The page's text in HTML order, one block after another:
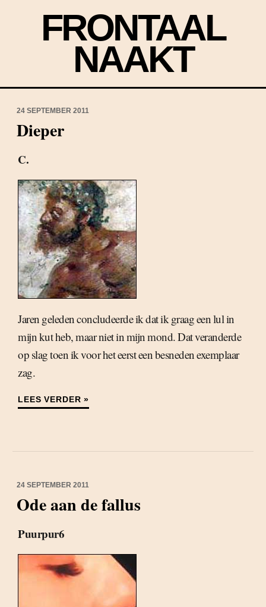
FRONTAAL
NAAKT
24 SEPTEMBER 2011
Dieper
C.
Jaren geleden concludeerde ik dat ik graag een lul in
mijn kut heb, maar niet in mijn mond. Dat veranderde
op slag toen ik voor het eerst een besneden exemplaar
zag.
LEES VERDER »
24 SEPTEMBER 2011
Ode aan de fallus
Puurpur6